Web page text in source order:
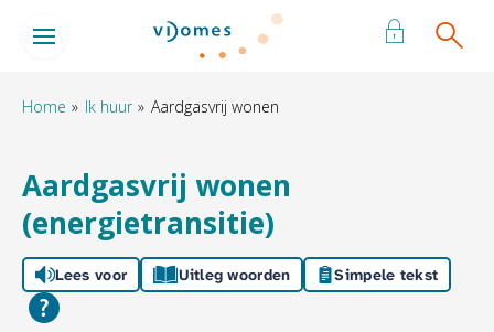
Naar hoofdinhoud
Naar hoofdnavigatiemenu
Naar zoeken
Naar de homepage
Ga naar Hoofd
Home Ik huur Aardgasvrij wonen
Aardgasvrij wonen
(energietransitie)
Lees voor Uitleg woorden Simpele tekst